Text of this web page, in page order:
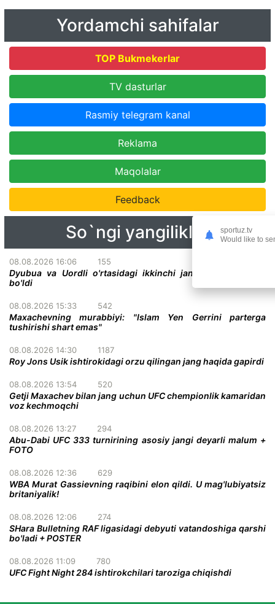
Yordamchi sahifalar
TOP Bukmekerlar
TV dasturlar
Rasmiy telegram kanal
Reklama
Maqolalar
Feedback
So`ngi yangiliklar
08.08.2026 16:06 155
Dyubua va Uordli o'rtasidagi ikkinchi jang sanasi malum
bo'ldi
08.08.2026 15:33 542
Maxachevning murabbiyi: "Islam Yen Gerrini parterga
tushirishi shart emas"
08.08.2026 14:30 1187
Roy Jons Usik ishtirokidagi orzu qilingan jang haqida gapirdi
08.08.2026 13:54 520
Getji Maxachev bilan jang uchun UFC chempionlik kamaridan
voz kechmoqchi
08.08.2026 13:27 294
Abu-Dabi UFC 333 turnirining asosiy jangi deyarli malum +
FOTO
08.08.2026 12:36 629
WBA Murat Gassievning raqibini elon qildi. U mag'lubiyatsiz
britaniyalik!
08.08.2026 12:06 274
SHara Bulletning RAF ligasidagi debyuti vatandoshiga qarshi
bo'ladi + POSTER
08.08.2026 11:09 780
UFC Fight Night 284 ishtirokchilari taroziga chiqishdi
sportuz.tv
Would like to